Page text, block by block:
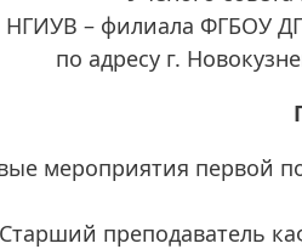
НГИУВ – филиала ФГБОУ
по адресу г.
мероприятия первой
преподаватель